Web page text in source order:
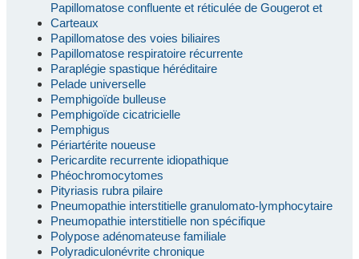
Papillomatose confluente et réticulée de Gougerot et
Carteaux
Papillomatose des voies biliaires
Papillomatose respiratoire récurrente
Paraplégie spastique héréditaire
Pelade universelle
Pemphigoïde bulleuse
Pemphigoïde cicatricielle
Pemphigus
Périartérite noueuse
Pericardite recurrente idiopathique
Phéochromocytomes
Pityriasis rubra pilaire
Pneumopathie interstitielle granulomato-lymphocytaire
Pneumopathie interstitielle non spécifique
Polypose adénomateuse familiale
Polyradiculonévrite chronique